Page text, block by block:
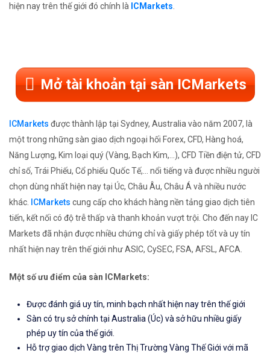
hiện nay trên thế giới đó chính là ICMarkets
Mở tài khoản tại sàn ICMarkets
ICMarkets được thành lập tại Sydney, Australia vào năm 2007, là
một trong những sàn giao dịch ngoại hối Forex, CFD, Hàng hoá,
Năng Lượng, Kim loại quý (Vàng, Bạch Kim,...), CFD Tiền điện tử, CFD
chỉ số, Trái Phiếu, Cổ phiếu Quốc Tế,... nổi tiếng và được nhiều người
chọn dùng nhất hiện nay tại Úc, Châu Âu, Châu Á và nhiều nước
khác. ICMarkets cung cấp cho khách hàng nền tảng giao dịch tiên
tiến, kết nối có độ trễ thấp và thanh khoản vượt trội. Cho đến nay IC
Markets đã nhận được nhiều chứng chỉ và giấy phép tốt và uy tín
nhất hiện nay trên thế giới như ASIC, CySEC, FSA, AFSL, AFCA.
Một số ưu điểm của sàn ICMarkets:
Được đánh giá uy tín, minh bạch nhất hiện nay trên thế giới
Sàn có trụ sở chính tại Australia (Úc) và sở hữu nhiều giấy
phép uy tín của thế giới.
Hỗ trợ giao dịch Vàng trên Thị Trường Vàng Thế Giới với mã